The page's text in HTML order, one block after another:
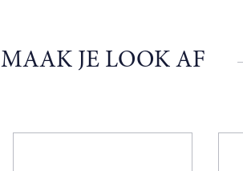
MAAK JE LOOK AF